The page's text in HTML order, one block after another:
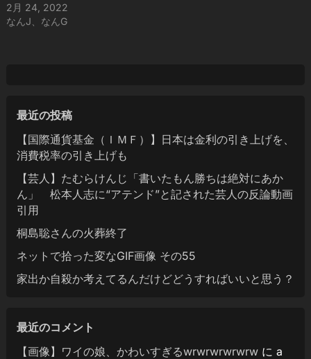
2月 24, 2022
なんJ、なんG
最近の投稿
【国際通貨基金（ＩＭＦ）】日本は金利の引き上げを、
消費税率の引き上げも
【芸人】たむらけんじ「書いたもん勝ちは絶対にあか
ん」 松本人志に“アテンド”と記された芸人の反論動画
引用
桐島聡さんの火葬終了
ネットで拾った変なGIF画像 その55
家出か自殺か考えてるんだけどどうすればいいと思う？
最近のコメント
【画像】ワイの娘、かわいすぎるwrwrwrwrwrwに a